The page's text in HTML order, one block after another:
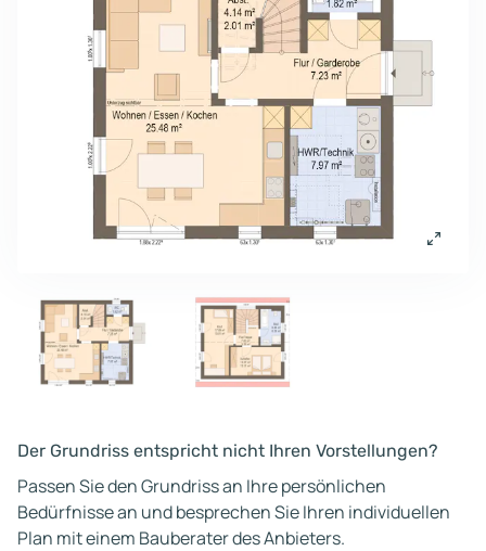
Der Grundriss entspricht nicht Ihren Vorstellungen?
Passen Sie den Grundriss an Ihre persönlichen
Bedürfnisse an und besprechen Sie Ihren individuellen
Plan mit einem Bauberater des Anbieters.